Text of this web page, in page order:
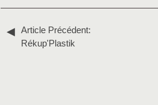
Article Précédent:
Rékup'Plastik